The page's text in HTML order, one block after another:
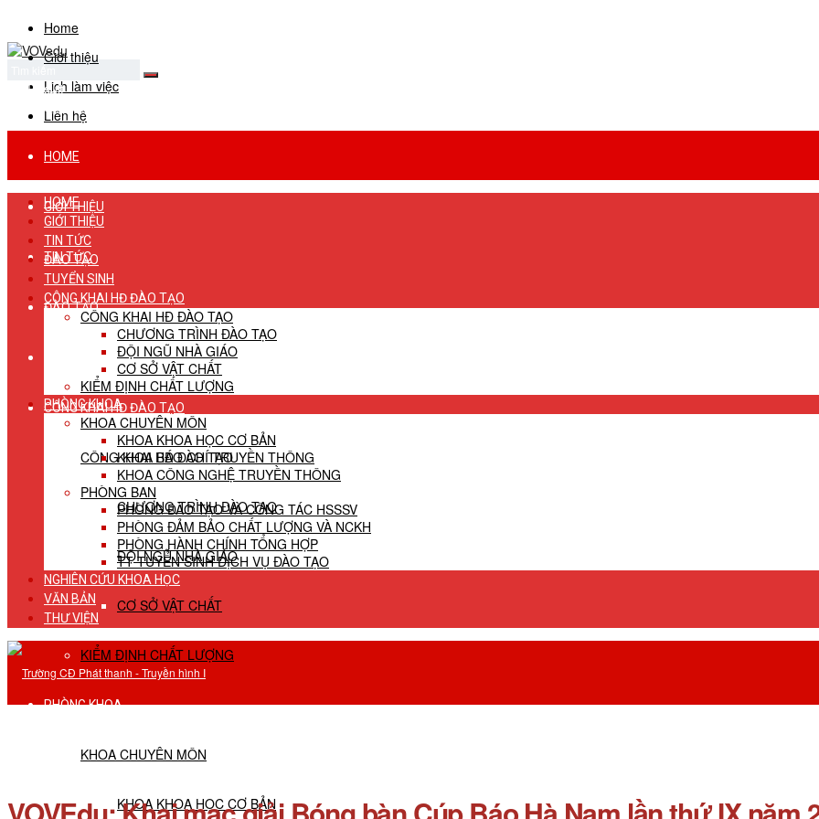
Home
Giới thiệu
Lịch làm việc
Liên hệ
No Result
View All Result
HOME
GIỚI THIỆU
TIN TỨC
ĐÀO TẠO
TUYỂN SINH
CÔNG KHAI HĐ ĐÀO TẠO
CÔNG KHAI HĐ ĐÀO TẠO
CHƯƠNG TRÌNH ĐÀO TẠO
ĐỘI NGŨ NHÀ GIÁO
CƠ SỞ VẬT CHẤT
KIỂM ĐỊNH CHẤT LƯỢNG
PHÒNG KHOA
KHOA CHUYÊN MÔN
KHOA KHOA HỌC CƠ BẢN
HOME
GIỚI THIỆU
TIN TỨC
ĐÀO TẠO
TUYỂN SINH
CÔNG KHAI HĐ ĐÀO TẠO
CÔNG KHAI HĐ ĐÀO TẠO
CHƯƠNG TRÌNH ĐÀO TẠO
ĐỘI NGŨ NHÀ GIÁO
CƠ SỞ VẬT CHẤT
KIỂM ĐỊNH CHẤT LƯỢNG
PHÒNG KHOA
KHOA CHUYÊN MÔN
KHOA KHOA HỌC CƠ BẢN
KHOA BÁO CHÍ TRUYỀN THÔNG
KHOA CÔNG NGHỆ TRUYỀN THÔNG
PHÒNG BAN
PHÒNG ĐÀO TẠO VÀ CÔNG TÁC HSSSV
PHÒNG ĐẢM BẢO CHẤT LƯỢNG VÀ NCKH
PHÒNG HÀNH CHÍNH TỔNG HỢP
TT TUYỂN SINH DỊCH VỤ ĐÀO TẠO
NGHIÊN CỨU KHOA HỌC
VĂN BẢN
THƯ VIỆN